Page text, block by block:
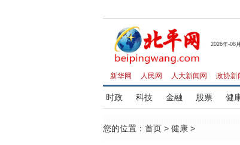
2026年-08
新华网 人民网 人大新闻网 政协新
时政 科技 金融 股票 健
您的位置： 首页 > 健康 >